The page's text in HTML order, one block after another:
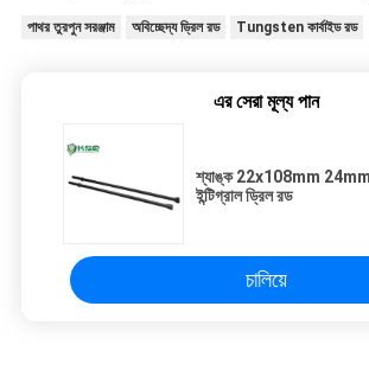
পাথর তুরপুন সরঞ্জাম অবিচ্ছেদ্য ড্রিল রড Tungsten কার্বাইড রড
এর সেরা মূল্য পান
শ্যাঙ্ক 22x108mm 24mm
ইন্টিগ্রাল ড্রিল রড
চালিয়ে